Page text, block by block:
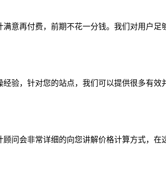
意再付费，前期不花一分钱。我们对用户足
验，针对您的站点，我们可以提供很多有
顾问会非常详细的向您讲解价格计算方式，